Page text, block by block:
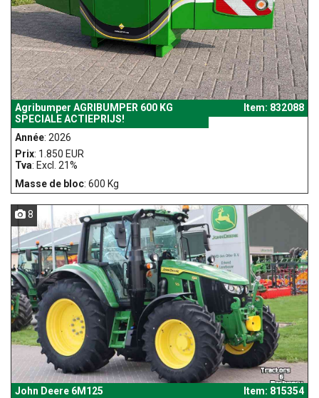
Agribumper AGRIBUMPER 600 KG
SPECIALE ACTIEPRIJS!
Item: 832088
Année: 2026
Prix: 1.850 EUR
Tva: Excl. 21%
Masse de bloc: 600 Kg
8
John Deere 6M125
Item: 815354